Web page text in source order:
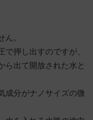
ん。
押し出すのですが、
ら出て開放された水と
成分がナノサイズの微